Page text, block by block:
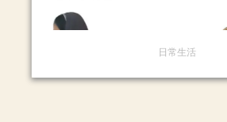
日常生活